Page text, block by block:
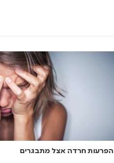
הפרעות חרדה אצל מתבגרים